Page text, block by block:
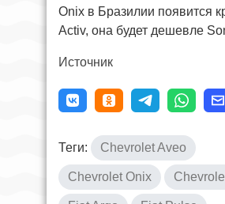
Onix в Бразилии появится
Activ, она будет дешевле
Источник
Теги: Chevrolet Aveo
Chevrolet Onix